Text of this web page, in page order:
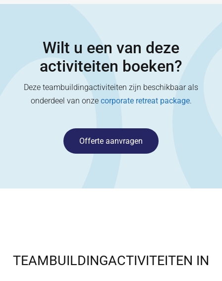
Wilt u een van deze
activiteiten boeken?
Deze teambuildingactiviteiten zijn beschikbaar als
onderdeel van onze corporate retreat package.
Offerte aanvragen
TEAMBUILDINGACTIVITEITEN IN